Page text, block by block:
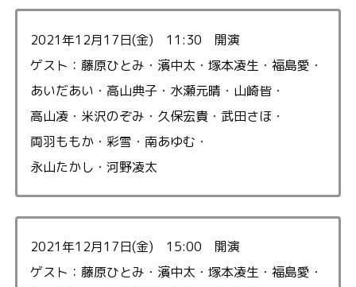
2021年12月17日(金) 11:30 開演
ゲスト：藤原ひとみ・濱中太・塚本凌生・福島愛・
あいだあい・高山典子・水瀬元晴・山崎皆・
高山凌・米沢のぞみ・久保宏貴・武田さほ・
両羽ももか・彩雪・南あゆむ・
永山たかし・河野凌太
2021年12月17日(金) 15:00 開演
ゲスト：藤原ひとみ・濱中太・塚本凌生・福島愛・